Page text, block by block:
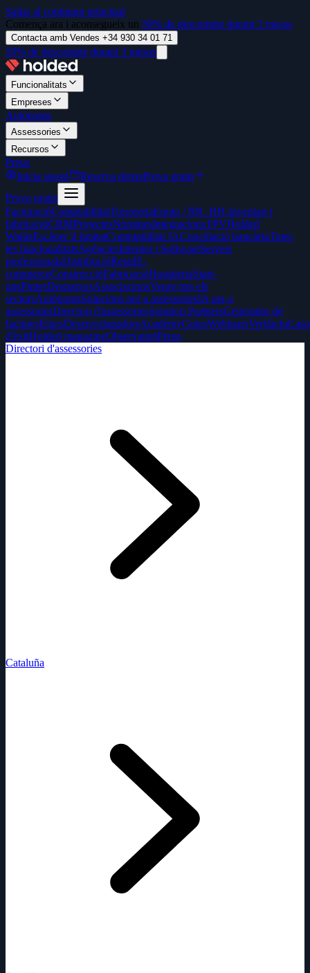
Saltar al contingut principal
Comença ara i aconsegueix un 50% de descompte durant 3 mesos
Contacta amb Vendes +34 930 34 01 71
50% de descompte durant 3 mesos
Funcionalitats
Empreses
Autònoms
Assessories
Recursos
Preus
Inicia sessió
Reserva demoProva gratis
Prova gratis
FacturacióComptabilitatTresoreriaEquip / RR. HH.Inventari i
fabricacióCRMProjectesNòminesIntegracionsTPVHolded
WalletEscàner il·limitatComptabilitat IAConciliació bancàriaTotes
les funcionalitatsAgènciesInternet i SoftwareServeis
professionalsDistribucióRetailE-
commerceConstruccióFabricacióHostaleriaStart-
upsPimesDespatxosAssociacionsVeure tots els
sectorsAutònomsSolucions per a assessoriesIA per a
assessoriesDirectori d'assessoriesSolution PartnersGenerador de
facturesEinesDesenvolupadorsAcademyGuiesWebinarsVerifactu
d'èxitHolded magazineObservatoriPreus
Directori d'assessories
Cataluña